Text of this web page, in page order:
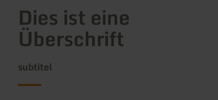
Dies ist eine
Überschrift
subtitel